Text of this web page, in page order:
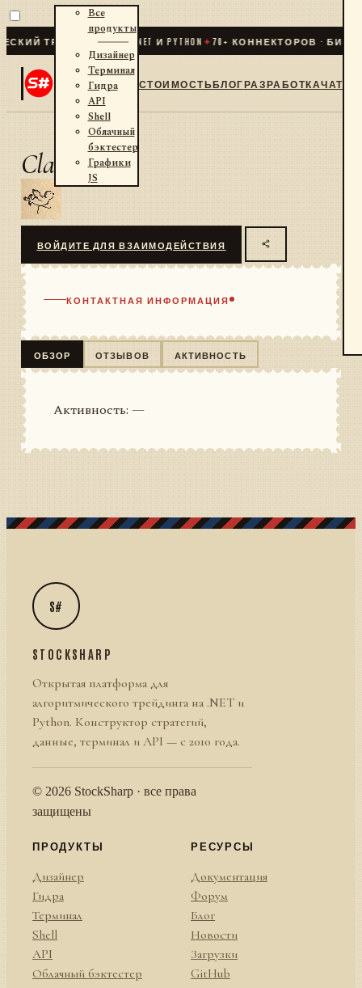
ТРЕЙДИНГ ДЛЯ .NET И PYTHON✦70+ КОННЕКТОРОВ ·
Все
продукты
Дизайнер
Терминал
Гидра
API
Shell
Облачный
бэктестер
Графики
JS
СТОИМОСТЬБЛОГРАЗРАБОТКАЧАТ
Claudio
ВОЙДИТЕ ДЛЯ ВЗАИМОДЕЙСТВИЯ
КОНТАКТНАЯ ИНФОРМАЦИЯ
ОБЗОР ОТЗЫВОВ АКТИВНОСТЬ
Активность: —
S#
STOCKSHARP
Открытая платформа для
алгоритмического трейдинга на .NET и
Python. Конструктор стратегий,
данные, терминал и API — с 2010 года.
© 2026 StockSharp · все права
защищены
ПРОДУКТЫ
Дизайнер
Гидра
Терминал
Shell
API
Облачный бэктестер
РЕСУРСЫ
Документация
Форум
Блог
Новости
Загрузки
GitHub